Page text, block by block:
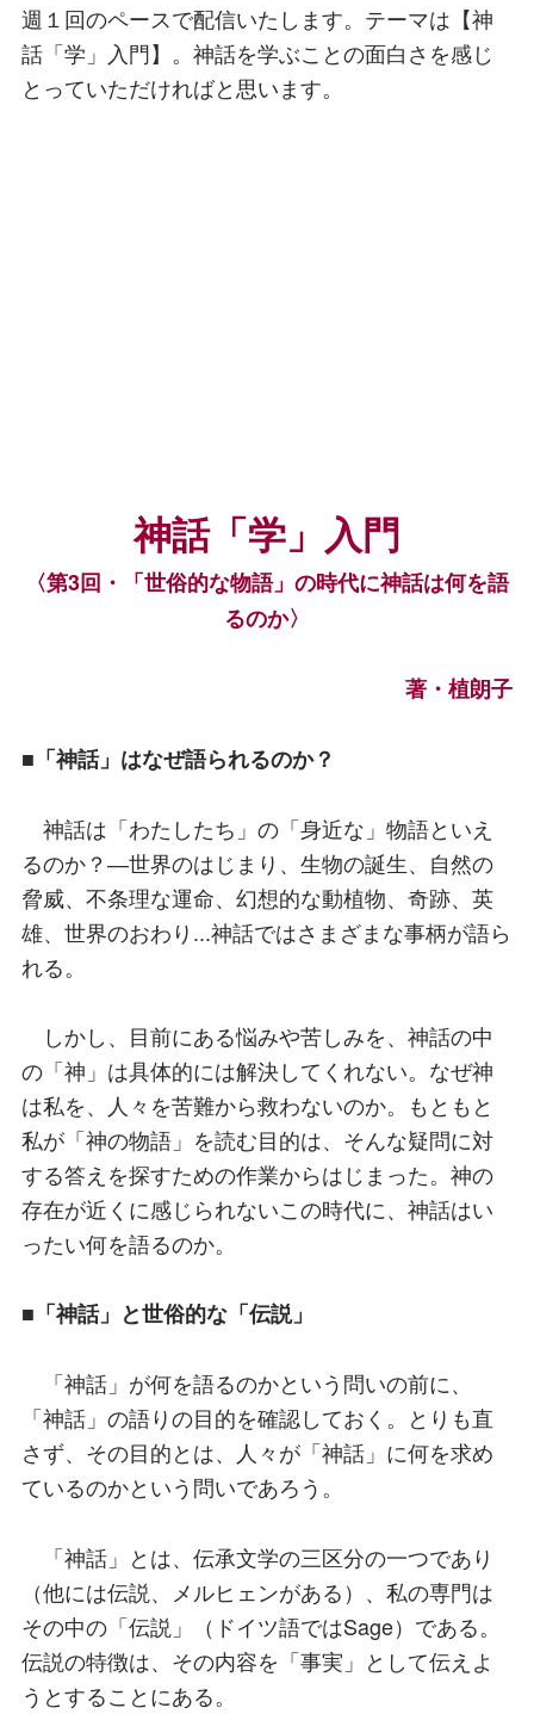
週１回のペースで配信いたします。テーマは【神
話「学」入門】。神話を学ぶことの面白さを感じ
とっていただければと思います。
神話「学」入門
〈第3回・「世俗的な物語」の時代に神話は何を語
るのか〉
著・植朗子
■「神話」はなぜ語られるのか？
神話は「わたしたち」の「身近な」物語といえ
るのか？―世界のはじまり、生物の誕生、自然の
脅威、不条理な運命、幻想的な動植物、奇跡、英
雄、世界のおわり...神話ではさまざまな事柄が語ら
れる。
しかし、目前にある悩みや苦しみを、神話の中
の「神」は具体的には解決してくれない。なぜ神
は私を、人々を苦難から救わないのか。もともと
私が「神の物語」を読む目的は、そんな疑問に対
する答えを探すための作業からはじまった。神の
存在が近くに感じられないこの時代に、神話はい
ったい何を語るのか。
■「神話」と世俗的な「伝説」
「神話」が何を語るのかという問いの前に、
「神話」の語りの目的を確認しておく。とりも直
さず、その目的とは、人々が「神話」に何を求め
ているのかという問いであろう。
「神話」とは、伝承文学の三区分の一つであり
（他には伝説、メルヒェンがある）、私の専門は
その中の「伝説」（ドイツ語ではSage）である。
伝説の特徴は、その内容を「事実」として伝えよ
うとすることにある。